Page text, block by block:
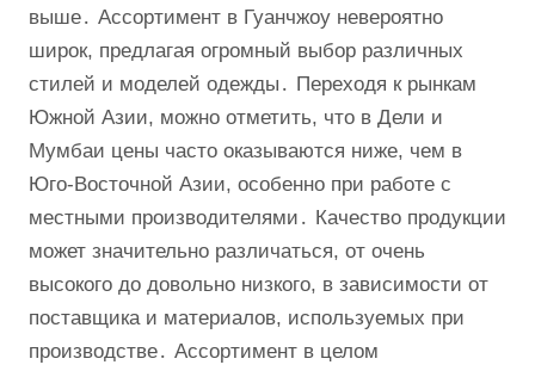
выше․ Ассортимент в Гуанчжоу невероятно
широк, предлагая огромный выбор различных
стилей и моделей одежды․ Переходя к рынкам
Южной Азии, можно отметить, что в Дели и
Мумбаи цены часто оказываются ниже, чем в
Юго-Восточной Азии, особенно при работе с
местными производителями․ Качество продукции
может значительно различаться, от очень
высокого до довольно низкого, в зависимости от
поставщика и материалов, используемых при
производстве․ Ассортимент в целом